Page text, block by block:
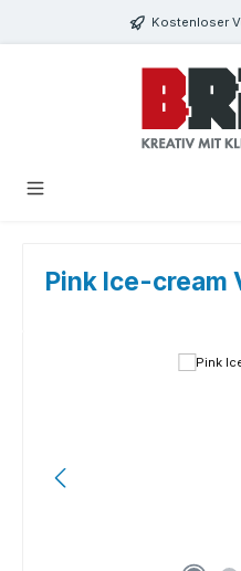
Zum Hauptinhalt springenKostenloser
Pink Ice-cream
Bildergalerie überspringen